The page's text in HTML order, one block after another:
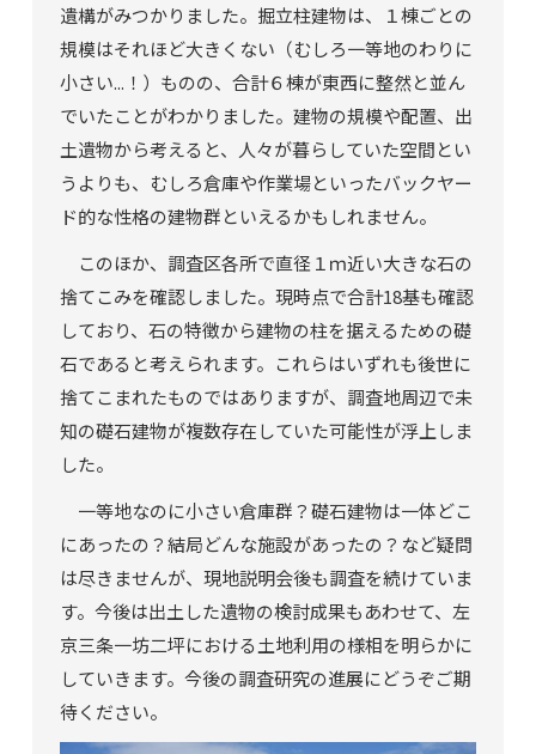
遺構がみつかりました。掘立柱建物は、１棟ごとの
規模はそれほど大きくない（むしろ一等地のわりに
小さい...！）ものの、合計６棟が東西に整然と並ん
でいたことがわかりました。建物の規模や配置、出
土遺物から考えると、人々が暮らしていた空間とい
うよりも、むしろ倉庫や作業場といったバックヤー
ド的な性格の建物群といえるかもしれません。
このほか、調査区各所で直径１ｍ近い大きな石の
捨てこみを確認しました。現時点で合計18基も確認
しており、石の特徴から建物の柱を据えるための礎
石であると考えられます。これらはいずれも後世に
捨てこまれたものではありますが、調査地周辺で未
知の礎石建物が複数存在していた可能性が浮上しま
した。
一等地なのに小さい倉庫群？礎石建物は一体どこ
にあったの？結局どんな施設があったの？など疑問
は尽きませんが、現地説明会後も調査を続けていま
す。今後は出土した遺物の検討成果もあわせて、左
京三条一坊二坪における土地利用の様相を明らかに
していきます。今後の調査研究の進展にどうぞご期
待ください。